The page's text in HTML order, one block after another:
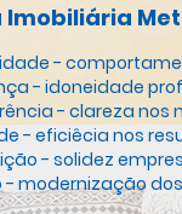
Imobiliária
-
- idoneidade
- clareza nos
- eficiêcia nos
- solidez
- modernização